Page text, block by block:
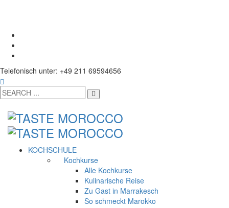
Telefonisch unter: +49 211 69594656
KOCHSCHULE
Kochkurse
Alle Kochkurse
Kulinarische Reise
Zu Gast in Marrakesch
So schmeckt Marokko